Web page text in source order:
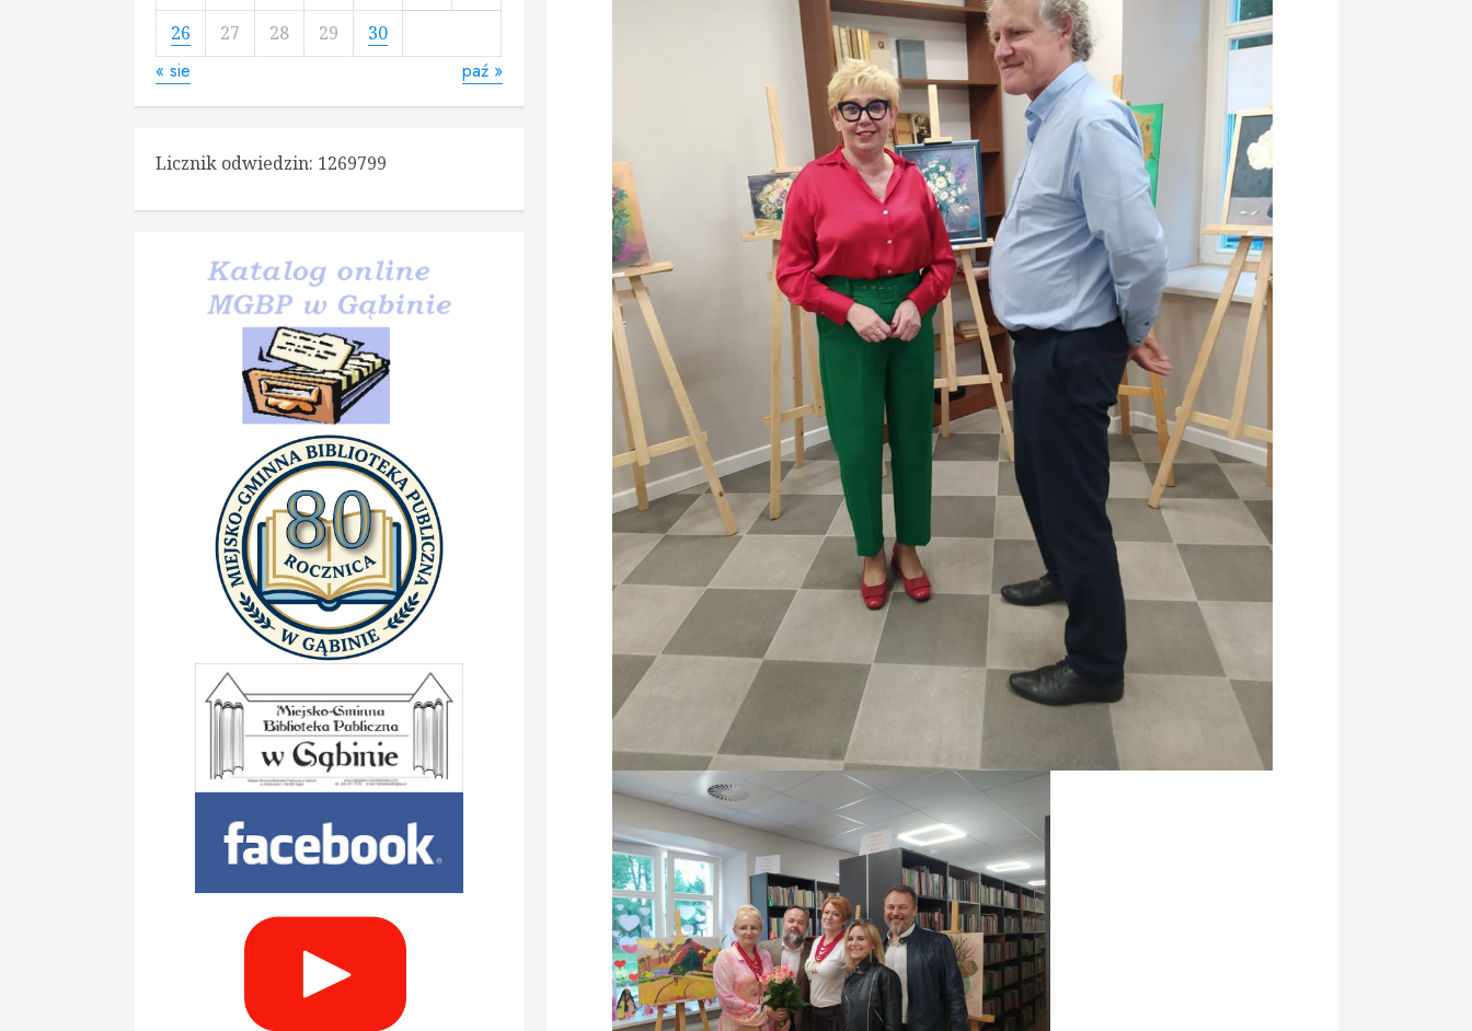
26
27 28 29 30
« sie paź »
Licznik odwiedzin: 1269799